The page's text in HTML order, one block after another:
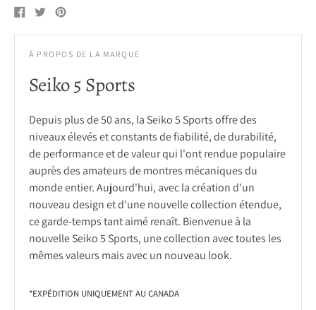
la création d'un nouveau design et d'une nouvelle collection
étendue, ce garde-temps tant aimé renaît. Bienvenue à la
nouvelle Seiko 5 Sports, une collection qui conserve toutes
création en 1968, la collection de montres mécaniques Seiko
5 Sports est synonyme de durabilité et de fiabilité. Lorsque,
en 2019, la collection a été relancée, un dynamisme actif et
jeune s'est ajouté.
REF#SRPL79
*Veuillez noter que le délai d'attente pour certains articles
peut être de 4 à 8 semaines. Si vous souhaitez savoir si un
article est en magasin, n'hésitez pas à nous envoyer un e-
mail.
Partager
sur
Facebook
Tweeter
sur
Twitter
Epingle
l'intérêt
À PROPOS DE LA MARQUE
Seiko 5 Sports
Depuis plus de 50 ans, la Seiko 5 Sports offre des
niveaux élevés et constants de fiabilité, de durabilité,
de performance et de valeur qui l'ont rendue populaire
auprès des amateurs de montres mécaniques du
monde entier. Aujourd'hui, avec la création d'un
nouveau design et d'une nouvelle collection étendue,
ce garde-temps tant aimé renaît. Bienvenue à la
nouvelle Seiko 5 Sports, une collection avec toutes les
mêmes valeurs mais avec un nouveau look.
*EXPÉDITION UNIQUEMENT AU CANADA